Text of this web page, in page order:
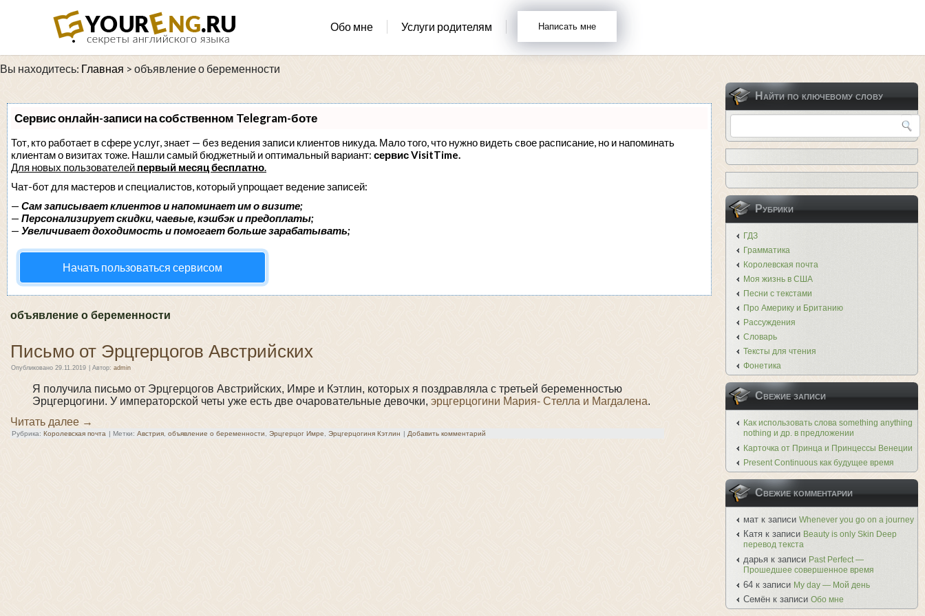
Обо мне Услуги родителям Написать мне
Вы находитесь: Главная > объявление о беременности
Сервис онлайн-записи на собственном Telegram-боте
Тот, кто работает в сфере услуг, знает — без ведения записи клиентов никуда. Мало того, что нужно видеть свое расписание, но и напоминать
клиентам о визитах тоже. Нашли самый бюджетный и оптимальный вариант: сервис VisitTime.
Для новых пользователей первый месяц бесплатно.
Чат-бот для мастеров и специалистов, который упрощает ведение записей:
— Сам записывает клиентов и напоминает им о визите;
— Персонализирует скидки, чаевые, кэшбэк и предоплаты;
— Увеличивает доходимость и помогает больше зарабатывать;
Начать пользоваться сервисом
объявление о беременности
Письмо от Эрцгерцогов Австрийских
Опубликовано 29.11.2019 Автор: admin
Я получила письмо от Эрцгерцогов Австрийских, Имре и Кэтлин, которых я поздравляла с третьей беременностью
Эрцгерцогини. У императорской четы уже есть две очаровательные девочки, эрцгерцогини Мария- Стелла и Магдалена.
Читать далее →
Рубрика: Королевская почта | Метки: Австрия объявление о беременности Эрцгерцог Имре Эрцгерцогиня Кэтлин | Добавить комментарий
Найти по ключевому слову
Рубрики
ГДЗ
Грамматика
Королевская почта
Моя жизнь в США
Песни с текстами
Про Америку и Британию
Рассуждения
Словарь
Тексты для чтения
Фонетика
Свежие записи
Как использовать слова something anything
nothing и др. в предложении
Карточка от Принца и Принцессы Венеции
Present Continuous как будущее время
Свежие комментарии
мат к записи Whenever you go on a journey
Катя к записи Beauty is only Skin Deep
перевод текста
дарья к записи Past Perfect —
Прошедшее совершенное время
64 к записи My day — Мой день
Семён к записи Обо мне